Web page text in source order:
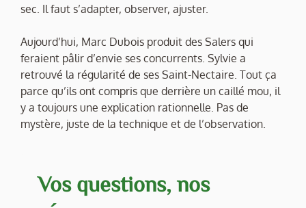
sec. Il faut s’adapter, observer, ajuster.
Aujourd’hui, Marc Dubois produit des Salers qui
feraient pâlir d’envie ses concurrents. Sylvie a
retrouvé la régularité de ses Saint-Nectaire. Tout ça
parce qu’ils ont compris que derrière un caillé mou, il
y a toujours une explication rationnelle. Pas de
mystère, juste de la technique et de l’observation.
Vos questions, nos